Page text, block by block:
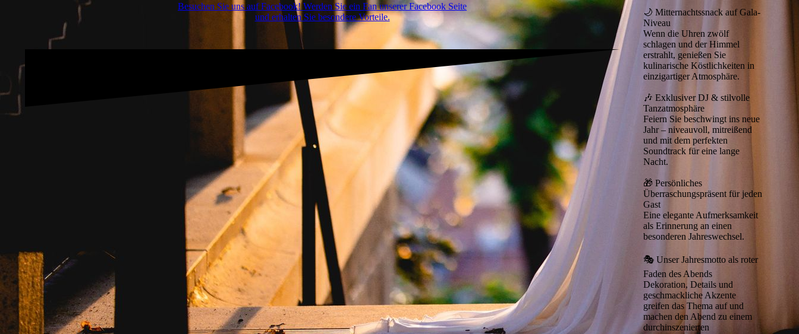
Besuchen Sie uns auf Facebook! Werden Sie ein Fan unserer Facebook Seite
und erhalten Sie besondere Vorteile.
🌙 Mitternachtssnack auf Gala-
Niveau
Wenn die Uhren zwölf
schlagen und der Himmel
erstrahlt, genießen Sie
kulinarische Köstlichkeiten in
einzigartiger Atmosphäre.
🎶 Exklusiver DJ & stilvolle
Tanzatmosphäre
Feiern Sie beschwingt ins neue
Jahr – niveauvoll, mitreißend
und mit dem perfekten
Soundtrack für eine lange
Nacht.
🎁 Persönliches
Überraschungspräsent für jeden
Gast
Eine elegante Aufmerksamkeit
als Erinnerung an einen
besonderen Jahreswechsel.
🎭 Unser Jahresmotto als roter
Faden des Abends
Dekoration, Details und
geschmackliche Akzente
greifen das Thema auf und
machen den Abend zu einem
durchinszenierten